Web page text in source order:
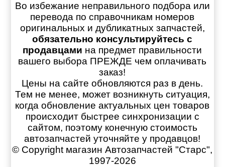
Во избежание неправильного подбора или
перевода по справочникам номеров
оригинальных и дубликатных запчастей,
обязательно консультируйтесь с
продавцами на предмет правильности
вашего выбора ПРЕЖДЕ чем оплачивать
заказ!
Цены на сайте обновляются раз в день.
Тем не менее, может возникнуть ситуация,
когда обновление актуальных цен товаров
происходит быстрее синхронизации с
сайтом, поэтому конечную стоимость
автозапчастей уточняйте у продавцов!
© Copyright магазин Автозапчастей "Старс",
1997-2026